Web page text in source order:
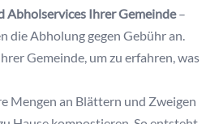
Abholservices Ihrer Gemeinde–
die Abholung gegen Gebühr an.
Gemeinde, um zu erfahren, was
Mengen an Blättern und Zweigen